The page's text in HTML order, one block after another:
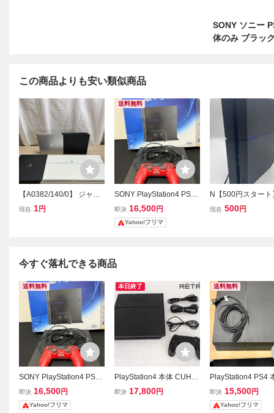
SONY ソニー
体のみ ブラッ
この商品よりも安い類似商品
【A0382/140/0】 ジャン
ク PS4 プレイステーショ
現在 1円
送料無料
SONY PlayStation4 PS4
本体 500GB CUH-1200A
ジェットブラック 箱付き
即決 16,500円
Yahoo!フリマ
N【500円スタート
NY ソニー PS4
現在 500円
今すぐ落札できる商品
送料無料
SONY PlayStation4 PS4
本体 500GB CUH-1200A
ジェットブラック 箱付き
即決 16,500円
Yahoo!フリマ
本日終了
PlayStation4 本体 CUH-1
200A ジェット・ブラック
即決 17,800円
送料無料
PlayStation4 PS4
UH-1200A ブラッ
即決 15,500円
Yahoo!フリマ